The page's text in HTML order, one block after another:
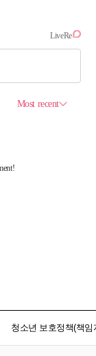
청소년 보호정책(책임